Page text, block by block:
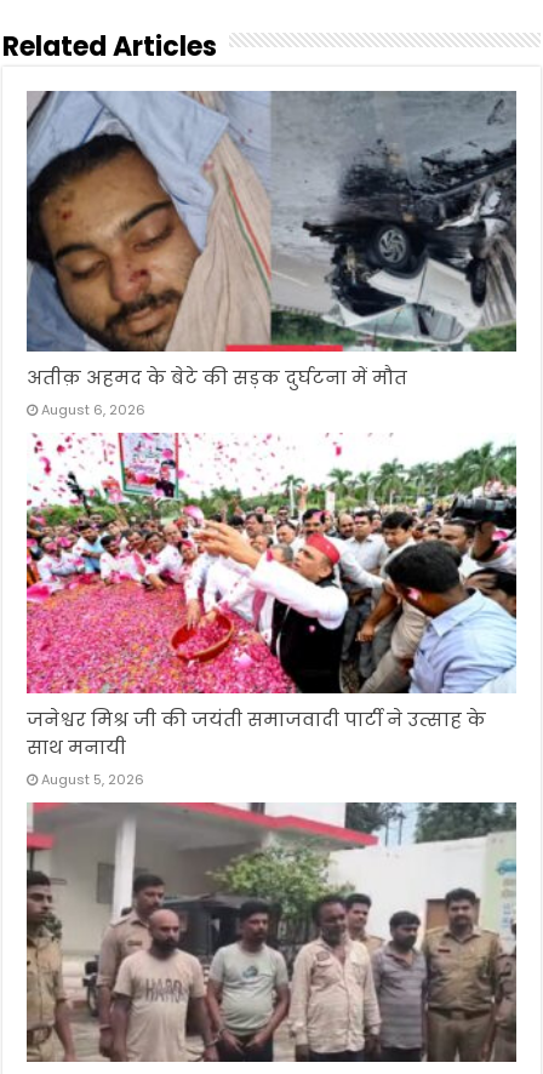
Related Articles
अतीक़ अहमद के बेटे की सड़क दुर्घटना में मौत
August 6, 2026
जनेश्वर मिश्र जी की जयंती समाजवादी पार्टी ने उत्साह के
साथ मनायी
August 5, 2026